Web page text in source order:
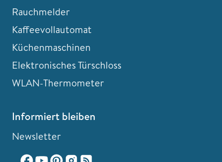
Rauchmelder
Kaffeevollautomat
Küchenmaschinen
Elektronisches Türschloss
WLAN-Thermometer
Informiert bleiben
Newsletter